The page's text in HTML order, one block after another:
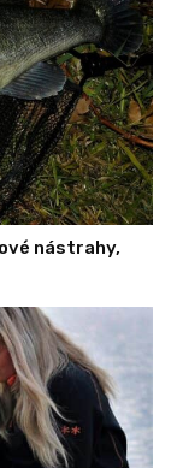
nástrahy,